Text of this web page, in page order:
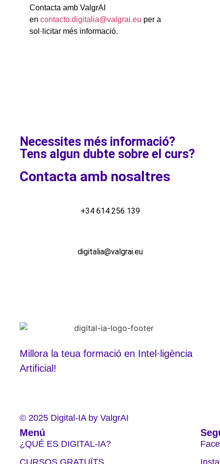
Contacta amb ValgrAI
en contacto.digitalia@valgrai.eu per a
sol·licitar més informació.
Necessites més informació?
Tens algun dubte sobre el curs?
Contacta amb nosaltres
+34 614 256 139
digitalia@valgrai.eu
Millora la teua formació en Intel·ligència
Artificial!
© 2025 Digital-IA by ValgrAI
Menú
¿QUÉ ES DIGITAL-IA?
CURSOS GRATUÏTS